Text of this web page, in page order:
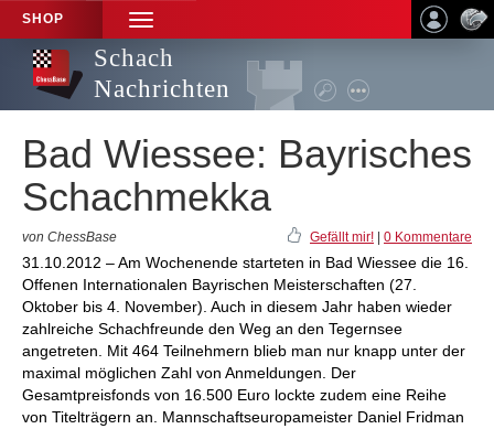
SHOP
TOGGLE
NAVIGATION
Schach
Nachrichten
Bad Wiessee: Bayrisches
Schachmekka
von ChessBase Gefällt mir! 0 Kommentare
31.10.2012 – Am Wochenende starteten in Bad Wiessee die 16.
Offenen Internationalen Bayrischen Meisterschaften (27.
Oktober bis 4. November). Auch in diesem Jahr haben wieder
zahlreiche Schachfreunde den Weg an den Tegernsee
angetreten. Mit 464 Teilnehmern blieb man nur knapp unter der
maximal möglichen Zahl von Anmeldungen. Der
Gesamtpreisfonds von 16.500 Euro lockte zudem eine Reihe
von Titelträgern an. Mannschaftseuropameister Daniel Fridman